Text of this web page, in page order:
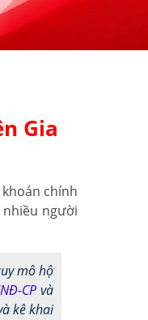
Gia
chính
người
mô hộ
CP và
kê khai